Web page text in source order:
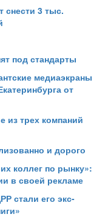
снести 3 тыс.
под стандарты
медиаэкраны
от
из трех компаний
и дорого
коллег по рынку»:
в своей рекламе
стали его экс-